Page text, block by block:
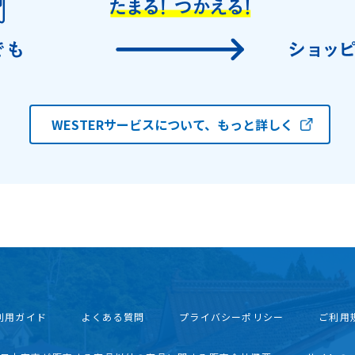
WESTERサービスについて、もっと詳しく
用ガイド よくある質問 プライバシーポリシー ご利用